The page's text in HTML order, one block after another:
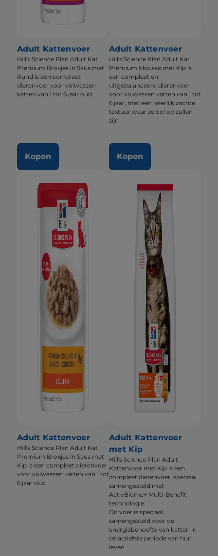
Adult Kattenvoer
Hill's Science Plan Adult Kat
Premium Brokjes in Saus met
Rund is een compleet
dierenvoer voor volwassen
katten van 1 tot 6 jaar oud
Kopen
Adult Kattenvoer
Hill's Science Plan Adult Kat
Premium Mousse met Kip is
een compleet en
uitgebalanceerd dierenvoer
voor volwassen katten van 1 tot
6 jaar, met een heerlijk zachte
textuur waar ze dol op zullen
zijn
Kopen
Adult Kattenvoer
Hill's Science Plan Adult Kat
Premium Brokjes in Saus met
Kip is een compleet dierenvoer
voor volwassen katten van 1 tot
6 jaar oud
Adult Kattenvoer
met Kip
Hill's Science Plan Adult
Kattenvoer met Kip is een
compleet dierenvoer, speciaal
samengesteld met
ActivBiome+ Multi-Benefit
technologie.
Dit voer is speciaal
samengesteld voor de
energiebehoefte van katten in
de actiefste periode van hun
leven.